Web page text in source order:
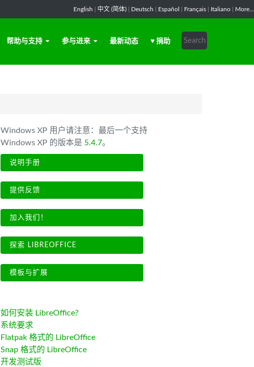
English 中文 (简体) Deutsch Español Français Italiano More...
帮助与支持 参与进来 最新动态 ♥ 捐助
Windows XP 用户请注意：最后一个支持
Windows XP 的版本是 5.4.7。
说明手册
提供反馈
加入我们！
探索 LIBREOFFICE
模板与扩展
如何安装 LibreOffice?
系统要求
Flatpak 格式的 LibreOffice
Snap 格式的 LibreOffice
开发测试版